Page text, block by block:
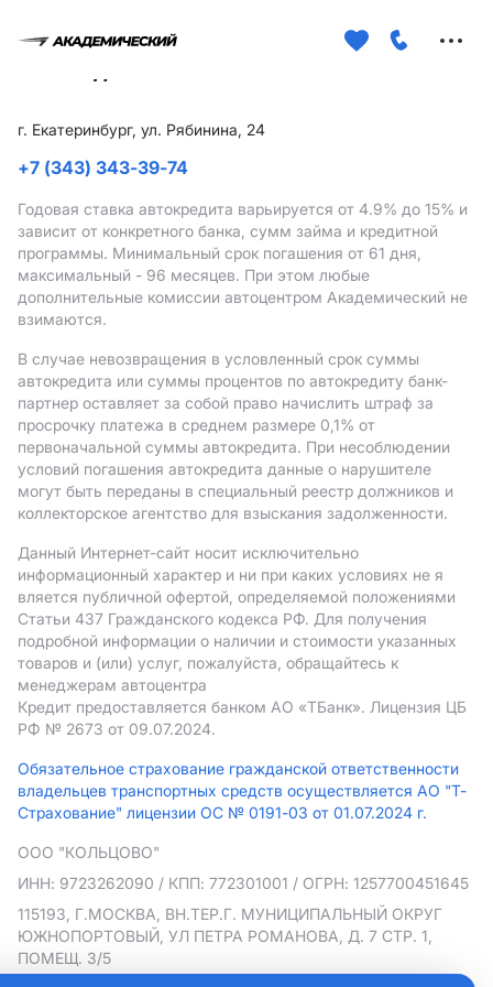
г. Екатеринбург, ул. Рябинина, 24
+7 (343) 343-39-74
Годовая ставка автокредита варьируется от 4.9% до 15% и
зависит от конкретного банка, сумм займа и кредитной
программы. Минимальный срок погашения от 61 дня,
максимальный - 96 месяцев. При этом любые
дополнительные комиссии автоцентром Академический не
взимаются.
В случае невозвращения в условленный срок суммы
автокредита или суммы процентов по автокредиту банк-
партнер оставляет за собой право начислить штраф за
просрочку платежа в среднем размере 0,1% от
первоначальной суммы автокредита. При несоблюдении
условий погашения автокредита данные о нарушителе
могут быть переданы в специальный реестр должников и
коллекторское агентство для взыскания задолженности.
Данный Интернет-сайт носит исключительно
информационный характер и ни при каких условиях не я
вляется публичной офертой, определяемой положениями
Статьи 437 Гражданского кодекса РФ. Для получения
подробной информации о наличии и стоимости указанных
товаров и (или) услуг, пожалуйста, обращайтесь к
менеджерам автоцентра
Кредит предоставляется банком АO «ТБанк». Лицензия ЦБ
РФ № 2673 от 09.07.2024.
Обязательное страхование гражданской ответственности
владельцев транспортных средств осуществляется АО "Т-
Страхование" лицензии ОС № 0191-03 от 01.07.2024 г.
ООО "КОЛЬЦОВО"
ИНН: 9723262090 / КПП: 772301001 / ОГРН: 1257700451645
115193, Г.МОСКВА, ВН.ТЕР.Г. МУНИЦИПАЛЬНЫЙ ОКРУГ
ЮЖНОПОРТОВЫЙ, УЛ ПЕТРА РОМАНОВА, Д. 7 СТР. 1,
ПОМЕЩ. 3/5